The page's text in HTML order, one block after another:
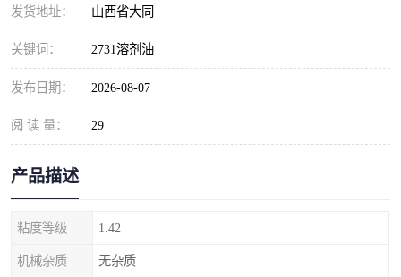
发货地址： 山西省大同
关键词： 2731溶剂油
发布日期： 2026-08-07
阅 读 量： 29
产品描述
粘度等级 1.42
机械杂质 无杂质